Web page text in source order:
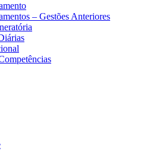
– Gestões Anteriores